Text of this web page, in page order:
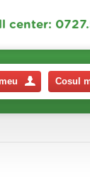
center:
Cosul